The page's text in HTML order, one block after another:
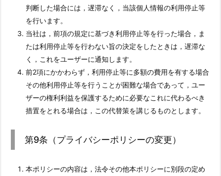
判断した場合には，遅滞なく，当該個人情報の利用停止等
を行います。
当社は，前項の規定に基づき利用停止等を行った場合，ま
たは利用停止等を行わない旨の決定をしたときは，遅滞な
く，これをユーザーに通知します。
前2項にかかわらず，利用停止等に多額の費用を有する場合
その他利用停止等を行うことが困難な場合であって，ユー
ザーの権利利益を保護するために必要なこれに代わるべき
措置をとれる場合は，この代替策を講じるものとします。
第9条（プライバシーポリシーの変更）
本ポリシーの内容は，法令その他本ポリシーに別段の定め